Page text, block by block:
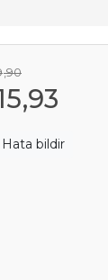
,90
,93
Hata bildir